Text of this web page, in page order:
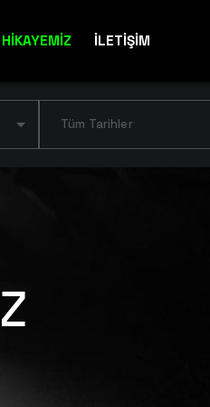
HİKAYEMİZ İLETİŞİM
Tüm Tarihler